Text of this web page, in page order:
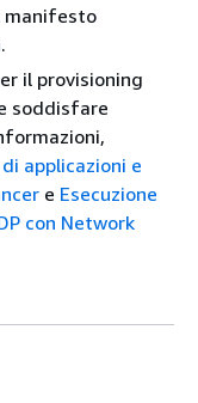
manifesto
il provisioning
soddisfare
applicazioni e
e Esecuzione
con Network